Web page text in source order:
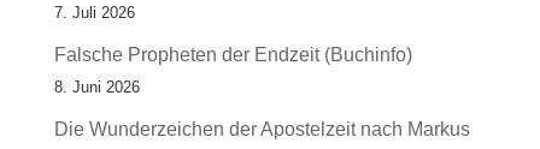
7. Juli 2026
Falsche Propheten der Endzeit (Buchinfo)
8. Juni 2026
Die Wunderzeichen der Apostelzeit nach Markus